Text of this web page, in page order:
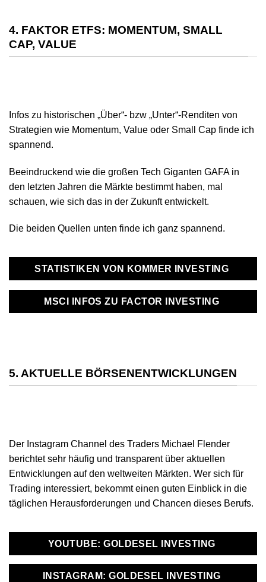
4. FAKTOR ETFS: MOMENTUM, SMALL
CAP, VALUE
Infos zu historischen „Über“- bzw „Unter“-Renditen von
Strategien wie Momentum, Value oder Small Cap finde ich
spannend.
Beeindruckend wie die großen Tech Giganten GAFA in
den letzten Jahren die Märkte bestimmt haben, mal
schauen, wie sich das in der Zukunft entwickelt.
Die beiden Quellen unten finde ich ganz spannend.
STATISTIKEN VON KOMMER INVESTING
MSCI INFOS ZU FACTOR INVESTING
5. AKTUELLE BÖRSENENTWICKLUNGEN
Der Instagram Channel des Traders Michael Flender
berichtet sehr häufig und transparent über aktuellen
Entwicklungen auf den weltweiten Märkten. Wer sich für
Trading interessiert, bekommt einen guten Einblick in die
täglichen Herausforderungen und Chancen dieses Berufs.
YOUTUBE: GOLDESEL INVESTING
INSTAGRAM: GOLDESEL INVESTING